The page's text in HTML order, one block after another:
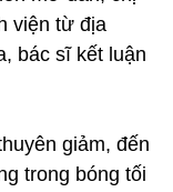
viện từ địa
bác sĩ kết luận
giảm, đến
trong bóng tối